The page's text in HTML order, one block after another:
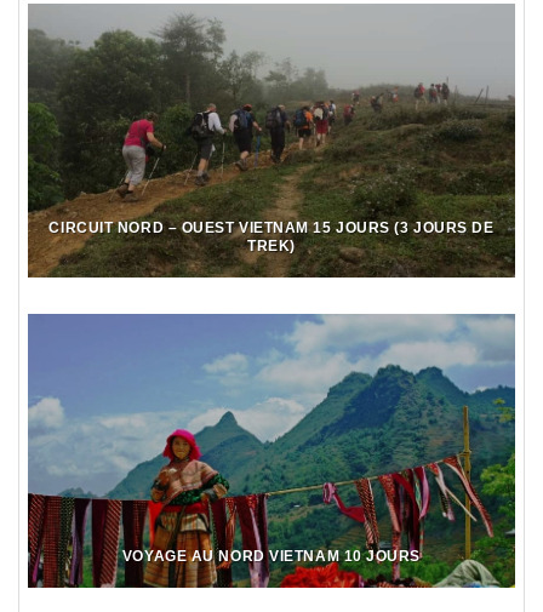
CIRCUIT NORD – OUEST VIETNAM 15 JOURS (3 JOURS DE
TREK)
VOYAGE AU NORD VIETNAM 10 JOURS